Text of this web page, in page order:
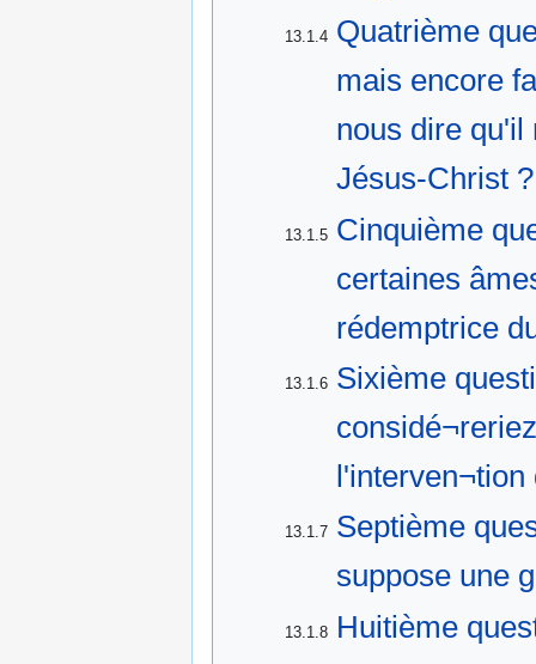
13.1.4 Quatrième
mais encore
nous dire qu'il
Jésus-Christ ?
13.1.5 Cinquième
certaines
rédemptrice
13.1.6 Sixième
l'interven¬tion
13.1.7 Septième
suppose une
13.1.8 Huitième